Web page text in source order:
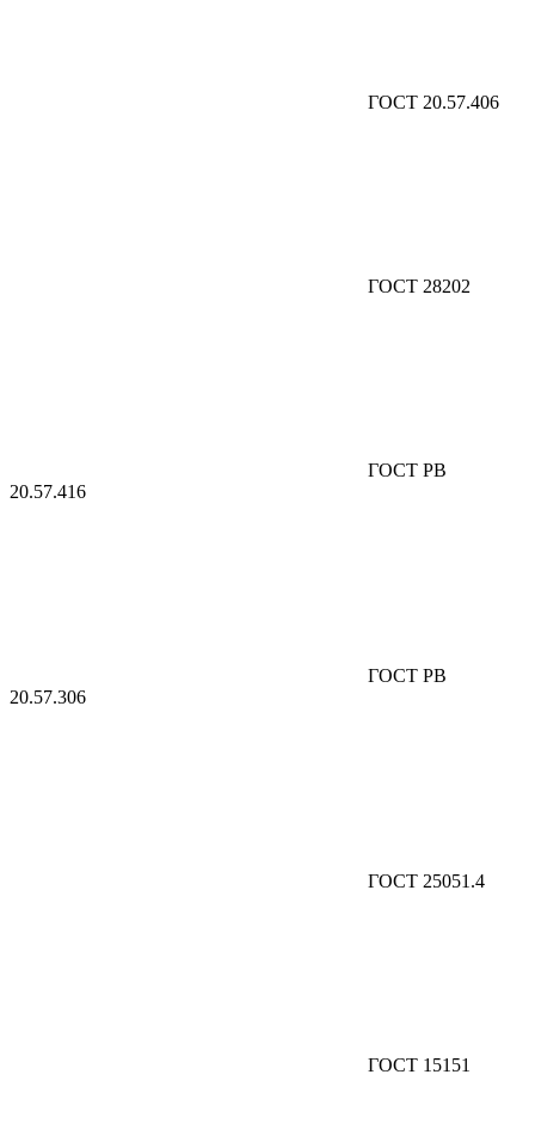
ГОСТ 20.57.406
ГОСТ 28202
ГОСТ РВ
20.57.416
ГОСТ РВ
20.57.306
ГОСТ 25051.4
ГОСТ 15151